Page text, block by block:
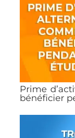
Prime
bénéficier